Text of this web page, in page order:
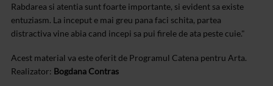
Rabdarea si atentia sunt foarte importante, si evident sa existe
entuziasm. La inceput e mai greu pana faci schita, partea
distractiva vine abia cand incepi sa pui firele de ata peste cuie."
Acest material va este oferit de Programul Catena pentru Arta.
Realizator: Bogdana Contras